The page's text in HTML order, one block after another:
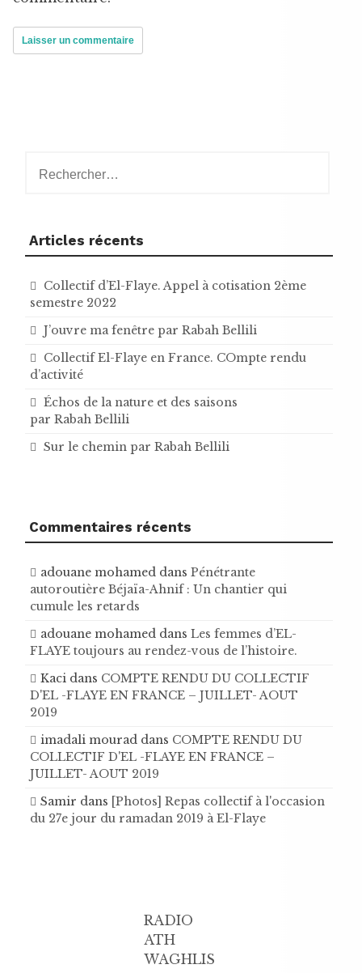
Articles récents
Collectif d’El-Flaye. Appel à cotisation 2ème
semestre 2022
J’ouvre ma fenêtre par Rabah Bellili
Collectif El-Flaye en France. COmpte rendu
d’activité
Échos de la nature et des saisons
par Rabah Bellili
Sur le chemin par Rabah Bellili
Commentaires récents
adouane mohamed dans Pénétrante
autoroutière Béjaïa-Ahnif : Un chantier qui
cumule les retards
adouane mohamed dans Les femmes d’EL-
FLAYE toujours au rendez-vous de l’histoire .
Kaci dans COMPTE RENDU DU COLLECTIF
D'EL -FLAYE EN FRANCE – JUILLET- AOUT
2019
imadali mourad dans COMPTE RENDU DU
COLLECTIF D'EL -FLAYE EN FRANCE –
JUILLET- AOUT 2019
Samir dans [Photos] Repas collectif à l'occasion
du 27e jour du ramadan 2019 à El-Flaye
RADIO
ATH
WAGHLIS